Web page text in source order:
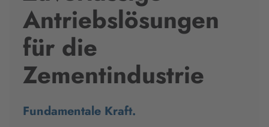
Antriebslösungen
für die
Zementindustrie
Fundamentale Kraft.